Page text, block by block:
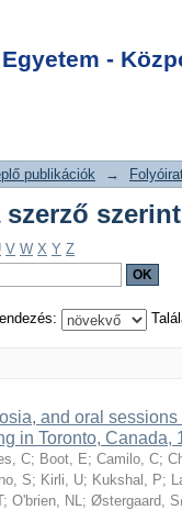
-
szerző
publikációk →
V W X Y Z
and oral
in Toronto, Canada,
C; Boot, E; Camilo, C;
S; Kirli, U; Kukshal, P;
; O'brien, NL; Østergaard,